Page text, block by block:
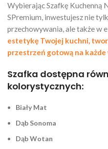
Wybierając Szafkę Kuchenną
SPremium, inwestujesz nie
przechowywania, ale także w
estetykę Twojej kuchni,
przestrzeń gotową na
Szafka dostępna
kolorystycznych:
Biały Mat
Dąb Sonoma
Dąb Wotan